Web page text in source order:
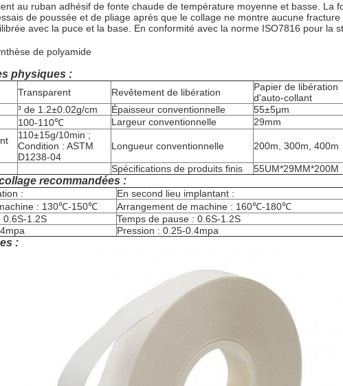
au ruban adhésif de fonte chaude de température moyenne et basse. La
de poussée et de pliage après que le collage ne montre aucune
avec la puce et la base. En conformité avec la norme ISO7816 pour la
de polyamide
physiques :
Transparent Revêtement de libération
Papier de libération
d'auto-collant
³ de 1.2±0.02g/cm Épaisseur conventionnelle
55±5μm
100-110℃ Largeur conventionnelle
29mm
110±15g/10min ;
Condition : ASTM
D1238-04
Longueur conventionnelle 200m, 300m, 400m
Spécifications de produits finis 55UM*29MM*200M
recommandées :
:
En second lieu implantant :
: 130℃-150℃
Arrangement de machine : 160℃-180℃
0.6S-1.2S
Temps de pause : 0.6S-1.2S
Pression : 0.25-0.4mpa
: